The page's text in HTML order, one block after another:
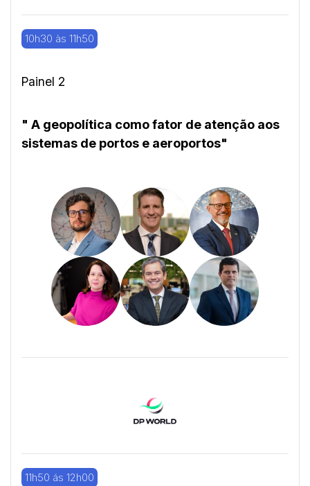
10h30 às 11h50
Painel 2
" A geopolítica como fator de atenção aos
sistemas de portos e aeroportos"
11h50 ás 12h00